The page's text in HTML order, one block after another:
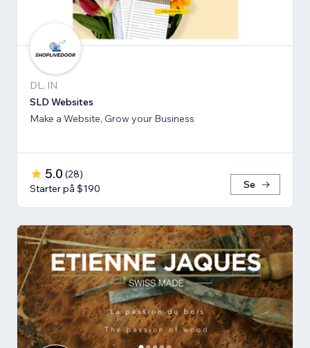
DL, IN
SLD Websites
Make a Website, Grow your Business
5.0 (28)
Starter på $190
Se